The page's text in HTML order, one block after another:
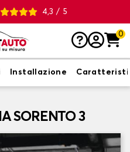
4,3 / 5
0
Installazione
SORENTO 3